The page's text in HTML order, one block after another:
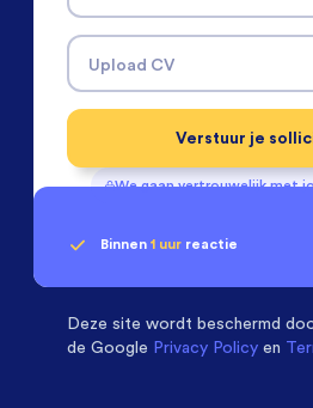
Upload CV
We gaan vertrouwelijk met
Verstuur je
Binnen 1 uur reactie
Deze site wordt beschermd
de Google Privacy Policy en